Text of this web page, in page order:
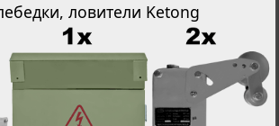
ловители Ketong